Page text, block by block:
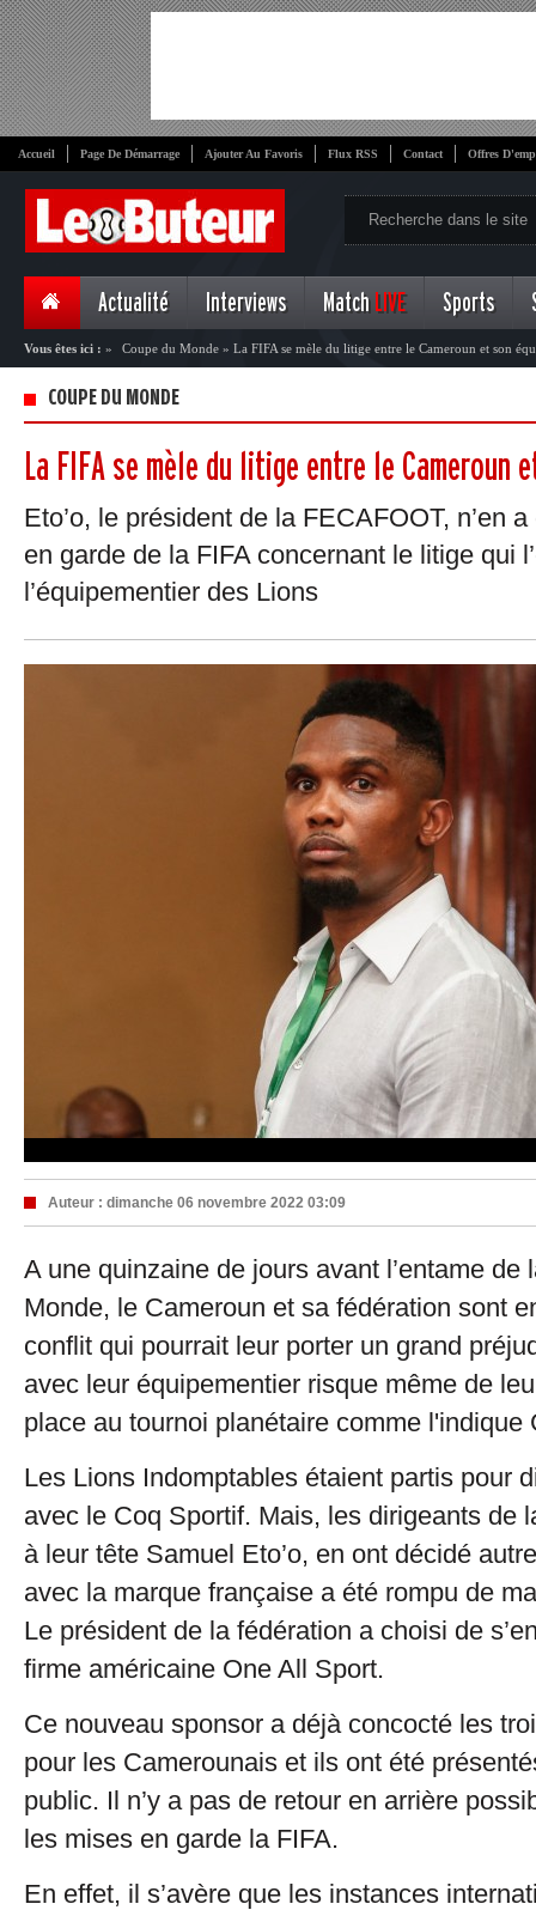
Accueil Page De Démarrage Ajouter Au Favoris Flux RSS Contact Offres
Actualité Interviews Match LIVE Sports
Vous êtes ici : » Coupe du Monde » La FIFA se mèle du litige entre le Cameroun et son
COUPE DU MONDE
La FIFA se mèle du litige entre le Cameroun
Eto’o, le président de la FECAFOOT, n’en
en garde de la FIFA concernant le litige qui
l’équipementier des Lions
Auteur : dimanche 06 novembre 2022 03:09
A une quinzaine de jours avant l’entame de
Monde, le Cameroun et sa fédération sont
conflit qui pourrait leur porter un grand
avec leur équipementier risque même de
place au tournoi planétaire comme l'indique
Les Lions Indomptables étaient partis pour
avec le Coq Sportif. Mais, les dirigeants de
à leur tête Samuel Eto’o, en ont décidé
avec la marque française a été rompu de
Le président de la fédération a choisi de
firme américaine One All Sport.
Ce nouveau sponsor a déjà concocté les
pour les Camerounais et ils ont été
public. Il n’y a pas de retour en arrière
les mises en garde la FIFA.
En effet, il s’avère que les instances